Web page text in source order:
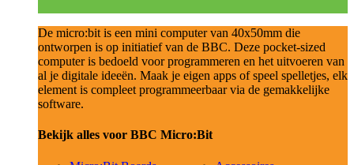
De micro:bit is een mini computer van 40x50mm die
ontworpen is op initiatief van de BBC. Deze pocket-sized
computer is bedoeld voor programmeren en het uitvoeren van
al je digitale ideeën. Maak je eigen apps of speel spelletjes, elk
element is compleet programmeerbaar via de gemakkelijke
software.
Bekijk alles voor BBC Micro:Bit